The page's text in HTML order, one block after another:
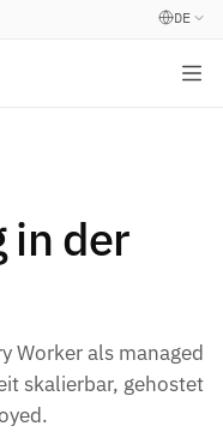
DE
in der
Worker als managed
skalierbar, gehostet